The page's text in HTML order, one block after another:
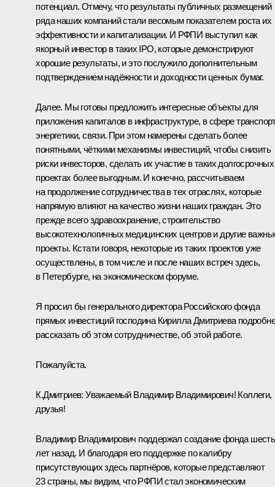
потенциал. Отмечу, что результаты публичных размещений
ряда наших компаний стали весомым показателем роста их
эффективности и капитализации. И РФПИ выступил как
якорный инвестор в таких IPO, которые демонстрируют
хорошие результаты, и это послужило дополнительным
подтверждением надёжности и доходности ценных бумаг.
Далее. Мы готовы предложить интересные объекты для
приложения капиталов в инфраструктуре, в сфере
энергетики, связи. При этом намерены сделать более
понятными, чёткими механизмы инвестиций, чтобы снизить
риски инвесторов, сделать их участие в таких долгосрочных
проектах более выгодным. И конечно, рассчитываем
на продолжение сотрудничества в тех отраслях, которые
напрямую влияют на качество жизни наших граждан. Это
прежде всего здравоохранение, строительство
высокотехнологичных медицинских центров и другие
проекты. Кстати говоря, некоторые из таких проектов уже
осуществлены, в том числе и после наших встреч здесь,
в Петербурге, на экономическом форуме.
Я просил бы генерального директора Российского фонда
прямых инвестиций господина Кирилла Дмитриева
рассказать об этом сотрудничестве, об этой работе.
Пожалуйста.
К.Дмитриев: Уважаемый Владимир Владимирович! Коллеги,
друзья!
Владимир Владимирович поддержал создание фонда шесть
лет назад. И благодаря его поддержке по калибру
присутствующих здесь партнёров, которые представляют
23 страны, мы видим, что РФПИ стал экономическим